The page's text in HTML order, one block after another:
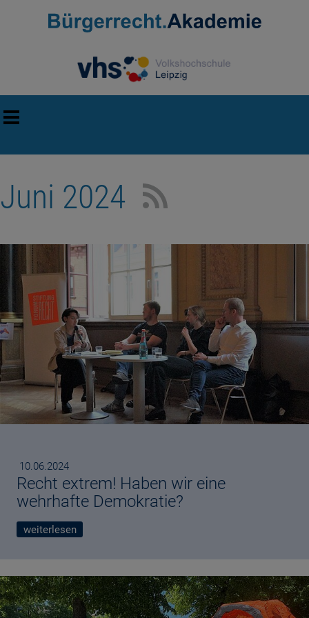
Juni 2024
Published
10.06.2024
Recht extrem! Haben wir eine
wehrhafte Demokratie?
weiterlesen